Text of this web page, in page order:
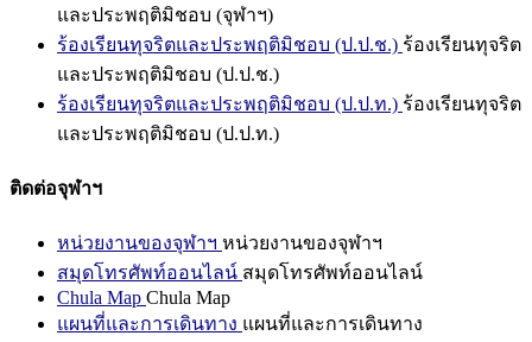
และประพฤติมิชอบ (จุฬาฯ)
ร้องเรียนทุจริตและประพฤติมิชอบ (ป.ป.ช.) ร้องเรียนทุจริต
และประพฤติมิชอบ (ป.ป.ช.)
ร้องเรียนทุจริตและประพฤติมิชอบ (ป.ป.ท.) ร้องเรียนทุจริต
และประพฤติมิชอบ (ป.ป.ท.)
ติดต่อจุฬาฯ
หน่วยงานของจุฬาฯ หน่วยงานของจุฬาฯ
สมุดโทรศัพท์ออนไลน์ สมุดโทรศัพท์ออนไลน์
Chula Map Chula Map
แผนที่และการเดินทาง แผนที่และการเดินทาง